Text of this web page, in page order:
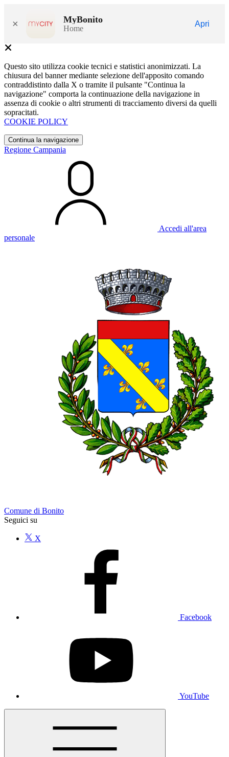
× MyBonito
Home
Apri
Questo sito utilizza cookie tecnici e statistici anonimizzati. La
chiusura del banner mediante selezione dell'apposito comando
contraddistinto dalla X o tramite il pulsante "Continua la
navigazione" comporta la continuazione della navigazione in
assenza di cookie o altri strumenti di tracciamento diversi da quelli
sopracitati.
COOKIE POLICY
Continua la navigazione
Regione Campania
Accedi all'area
personale
Comune di Bonito
Seguici su
X
Facebook
YouTube